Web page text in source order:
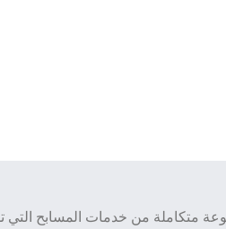
متكاملة من خدمات المسابح التي